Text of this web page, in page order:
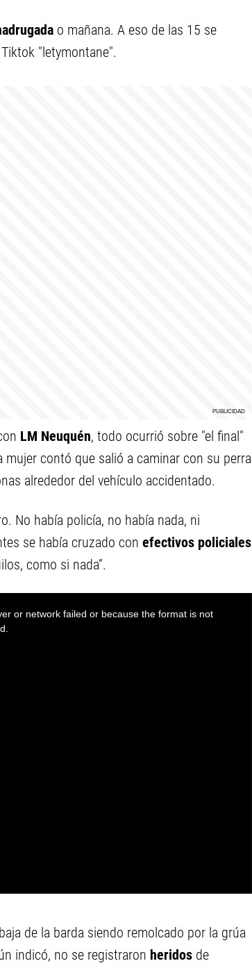
o mañana. A eso de las 15 se
"letymontane".
LM Neuquén, todo ocurrió sobre "el final"
mujer contó que salió a caminar con su perra
alrededor del vehículo accidentado.
No había policía, no había nada, ni
se había cruzado con efectivos policiales
como si nada”.
de la barda siendo remolcado por la grúa
indicó, no se registraron heridos de